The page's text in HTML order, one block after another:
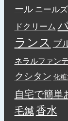
ール ニール
ドクリーム
ランス ブ
ネラルファン
クシタン 化
自宅で簡単
毛鍼香水